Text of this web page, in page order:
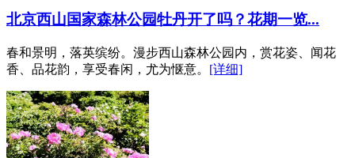
北京西山国家森林公园牡丹开了吗？花期一览...
春和景明，落英缤纷。漫步西山森林公园内，赏花姿、闻花
香、品花韵，享受春闲，尤为惬意。 [详细]